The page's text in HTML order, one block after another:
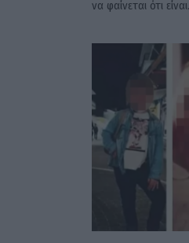
να φαίνεται ότι